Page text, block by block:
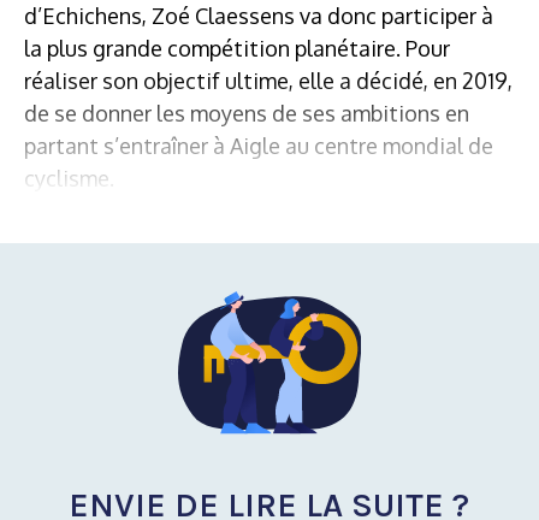
d’Echichens, Zoé Claessens va donc participer à
la plus grande compétition planétaire. Pour
réaliser son objectif ultime, elle a décidé, en 2019,
de se donner les moyens de ses ambitions en
partant s’entraîner à Aigle au centre mondial de
cyclisme.
ENVIE DE LIRE LA SUITE ?